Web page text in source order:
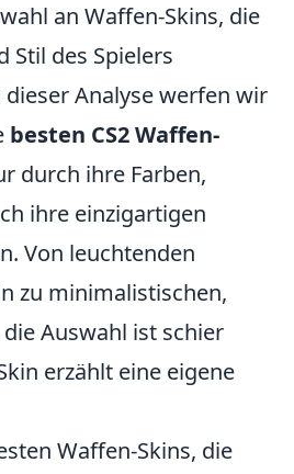
an Waffen-Skins, die
Stil des Spielers
Analyse werfen wir
besten CS2 Waffen-
durch ihre Farben,
ihre einzigartigen
Von leuchtenden
zu minimalistischen,
Auswahl ist schier
erzählt eine eigene
Waffen-Skins, die